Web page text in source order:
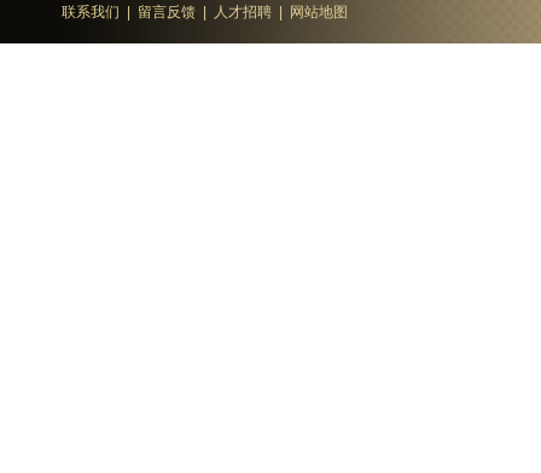
联系我们 留言反馈 人才招聘 网站地图